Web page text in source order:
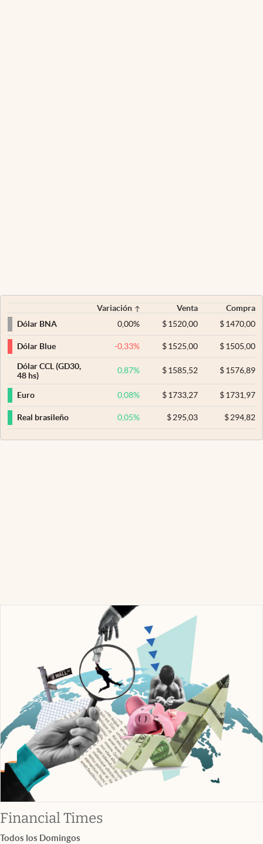
Variación Venta
Compra
Dólar BNA
0,00% $ 1520,00 $1470,00
Dólar Blue -0,33% $ 1525,00 $1505,00
Dólar CCL (GD30,
48 hs)
0,87% $ 1585,52 $1576,89
Euro 0,08% $ 1733,27 $1731,97
Real brasileño 0,05% $ 295,03 $294,82
Financial Timesabre en nueva pestaña
Todos los Domingos